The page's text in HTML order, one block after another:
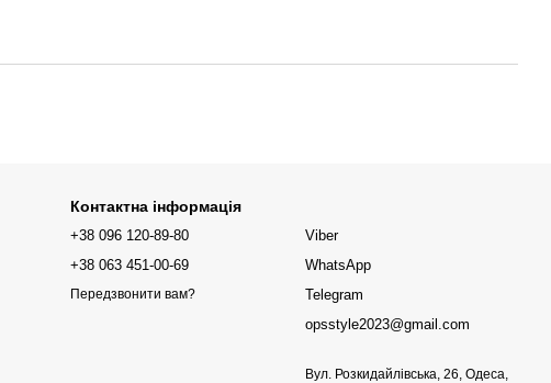
Контактна інформація
+38 096 120-89-80
+38 063 451-00-69
Передзвонити вам?
Viber
WhatsApp
Telegram
opsstyle2023@gmail.com
Вул. Розкидайлівська, 26, Одеса,